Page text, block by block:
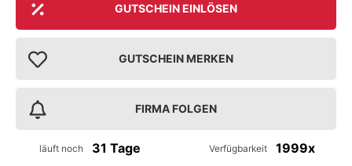
GUTSCHEIN EINLÖSEN
GUTSCHEIN MERKEN
FIRMA FOLGEN
läuft noch 31 Tage Verfügbarkeit 1999x